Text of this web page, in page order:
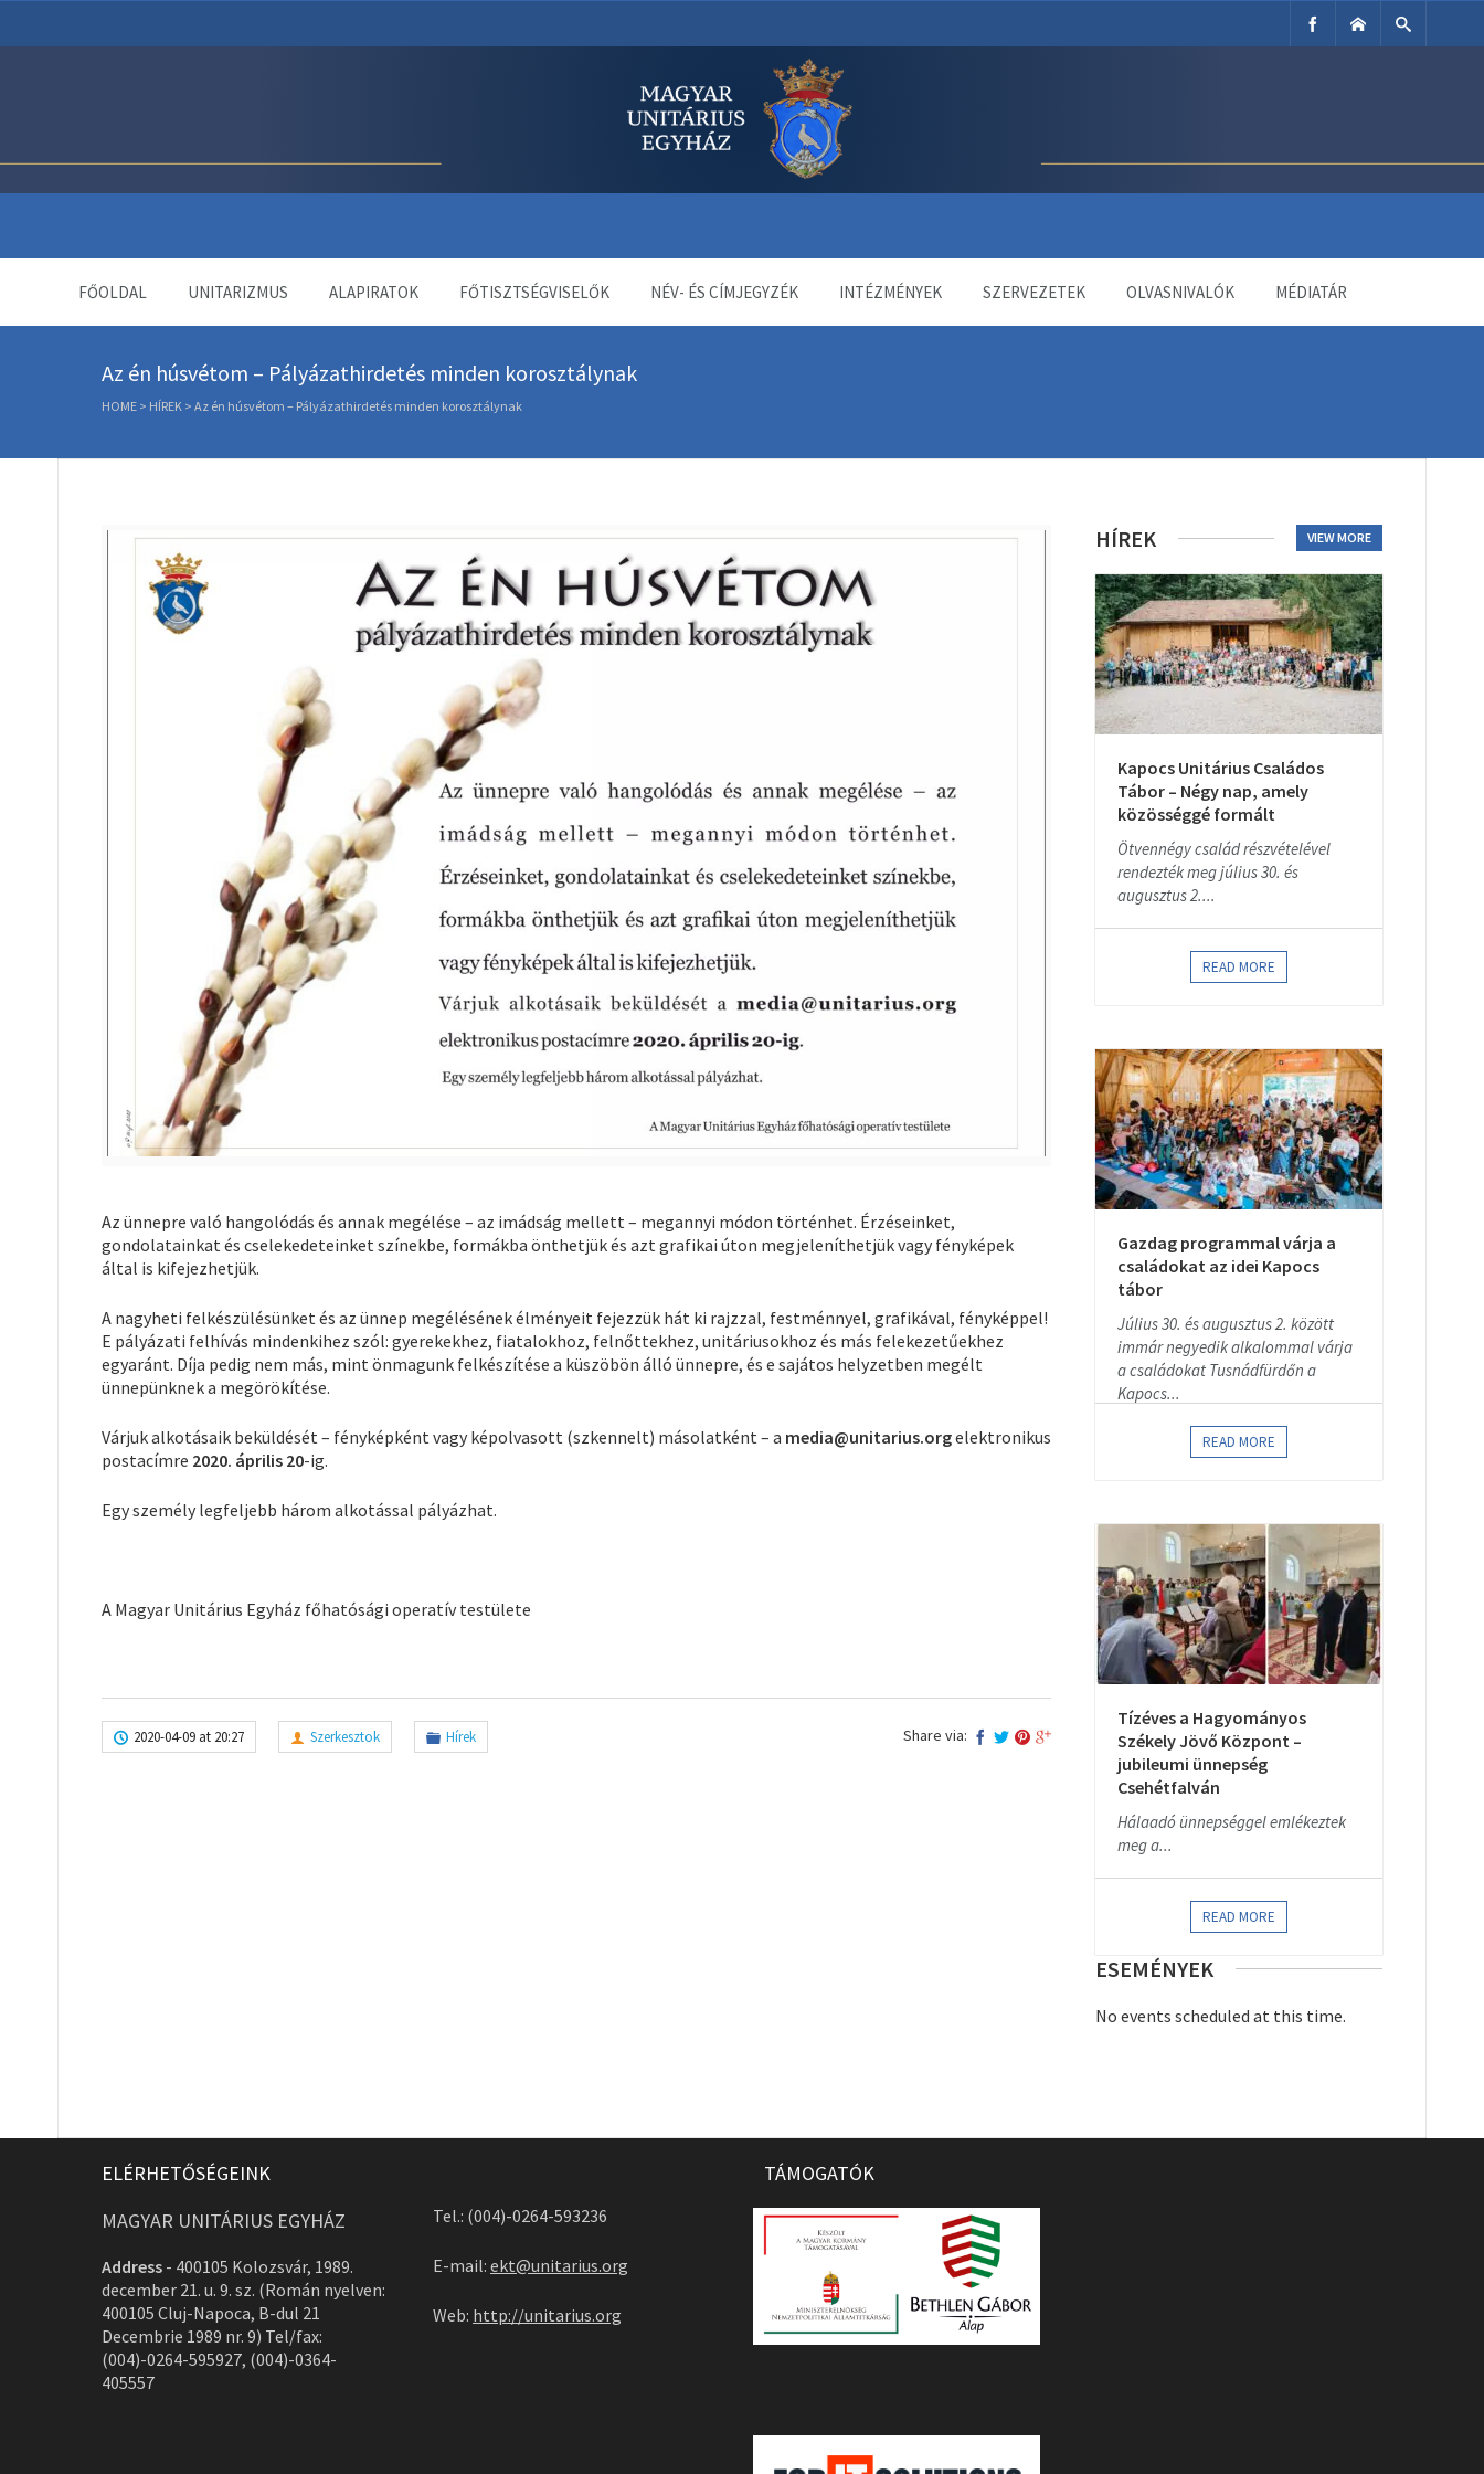
FŐOLDAL UNITARIZMUS ALAPIRATOK FŐTISZTSÉGVISELŐK NÉV- ÉS CÍMJEGYZÉK INTÉZMÉNYEK SZERVEZETEK OLVASNIVALÓK MÉDIATÁR
Az én húsvétom – Pályázathirdetés minden korosztálynak
HOME > HÍREK > Az én húsvétom – Pályázathirdetés minden korosztálynak
Az ünnepre való hangolódás és annak megélése – az imádság mellett – megannyi módon történhet. Érzéseinket,
gondolatainkat és cselekedeteinket színekbe, formákba önthetjük és azt grafikai úton megjeleníthetjük vagy fényképek
által is kifejezhetjük.
A nagyheti felkészülésünket és az ünnep megélésének élményeit fejezzük hát ki rajzzal, festménnyel, grafikával, fényképpel!
E pályázati felhívás mindenkihez szól: gyerekekhez, fiatalokhoz, felnőttekhez, unitáriusokhoz és más felekezetűekhez
egyaránt. Díja pedig nem más, mint önmagunk felkészítése a küszöbön álló ünnepre, és e sajátos helyzetben megélt
ünnepünknek a megörökítése.
Várjuk alkotásaik beküldését – fényképként vagy képolvasott (szkennelt) másolatként – a media@unitarius.orgelektronikus
postacímre 2020. április 20-ig.
Egy személy legfeljebb három alkotással pályázhat.
A Magyar Unitárius Egyház főhatósági operatív testülete
2020-04-09 at 20:27 Szerkesztok Hírek Share via:
HÍREK VIEW MORE
Kapocs Unitárius Családos
Tábor – Négy nap, amely
közösséggé formált
Ötvennégy család részvételével
rendezték meg július 30. és
augusztus 2....
READ MORE
Gazdag programmal várja a
családokat az idei Kapocs
tábor
Július 30. és augusztus 2. között
immár negyedik alkalommal várja
a családokat Tusnádfürdőn a
Kapocs...
READ MORE
Tízéves a Hagyományos
Székely Jövő Központ –
jubileumi ünnepség
Csehétfalván
Hálaadó ünnepséggel emlékeztek
meg a...
READ MORE
ESEMÉNYEK
No events scheduled at this time.
ELÉRHETŐSÉGEINK
MAGYAR UNITÁRIUS EGYHÁZ
Address - 400105 Kolozsvár, 1989.
december 21. u. 9. sz. (Román nyelven:
400105 Cluj-Napoca, B-dul 21
Decembrie 1989 nr. 9) Tel/fax:
(004)-0264-595927, (004)-0364-
405557
Tel.: (004)-0264-593236
E-mail: ekt@unitarius.org
Web: http://unitarius.org
TÁMOGATÓK